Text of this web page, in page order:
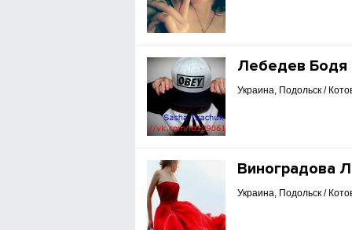
Лебедев Бодя
Украина, Подольск /
Виноградова
Украина, Подольск /